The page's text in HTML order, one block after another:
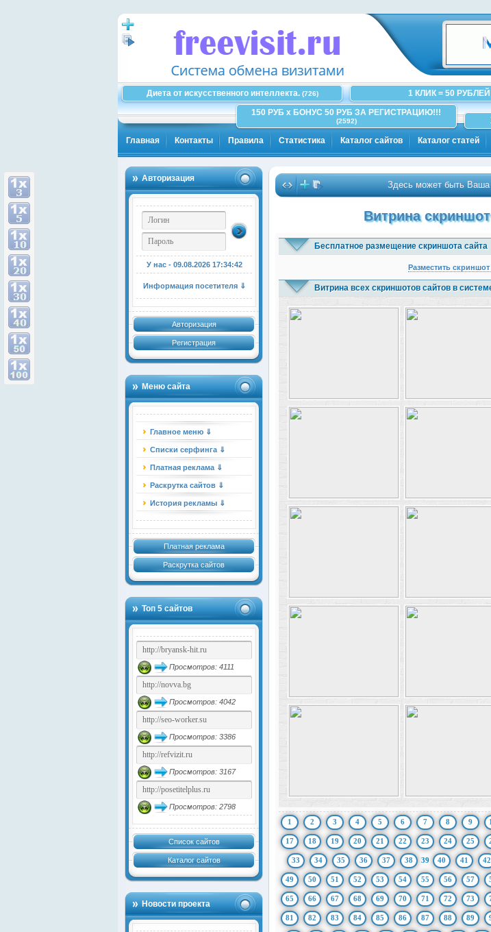
Диета от искусственного интеллекта.(726) 1 КЛИК = 50 РУБЛЕЙ
150 РУБ x БОНУС 50 РУБ ЗА РЕГИСТРАЦИЮ!!!
(2592)
Главная Контакты Правила Статистика Каталог сайтов Каталог статей
Авторизация
У нас - 09.08.2026 17:34:43
Информация посетителя ⇓
Авторизация
Регистрация
Меню сайта
Главное меню ⇓
Списки серфинга ⇓
Платная реклама ⇓
Раскрутка сайтов ⇓
История рекламы ⇓
Платная реклама
Раскрутка сайтов
Топ 5 сайтов
Просмотров: 4111
Просмотров: 4042
Просмотров: 3386
Просмотров: 3167
Просмотров: 2798
Список сайтов
Каталог сайтов
Новости проекта
Здесь может быть Ваша
Витрина
Бесплатное размещение скриншота сайта
Разместить скриншот
Витрина всех скриншотов сайтов в
1 2 3 4 5 6 7 8 9
17 18 19 20 21 22 23 24 25
33 34 35 36 37 38 39 40 41 42
49 50 51 52 53 54 55 56 57
65 66 67 68 69 70 71 72 73
81 82 83 84 85 86 87 88 89